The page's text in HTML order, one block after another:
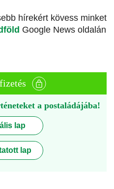
hírekért kövess minket
Google News oldalán
a postaládájába!
lap
lap